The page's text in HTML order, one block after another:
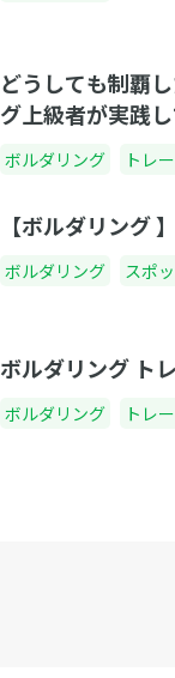
どうしても制覇
グ上級者が実践
方法
ボルダリング トレ
【ボルダリング
ボルダリング スポ
ボルダリング ト
ボルダリング トレ